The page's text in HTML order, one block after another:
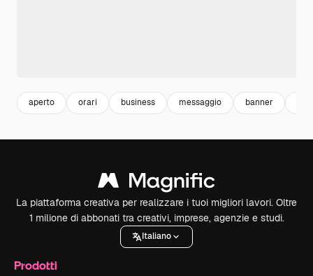
aperto orari business messaggio banner
La piattaforma creativa per realizzare i tuoi migliori lavori. Oltre
1 milione di abbonati tra creativi, imprese, agenzie e studi.
Italiano
Prodotti